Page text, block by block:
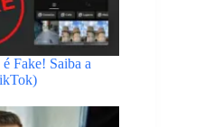
Fake! Saiba a